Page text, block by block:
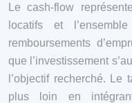
Le cash-flow
locatifs et
remboursements
que l’investissement
l’objectif recherché.
plus loin en